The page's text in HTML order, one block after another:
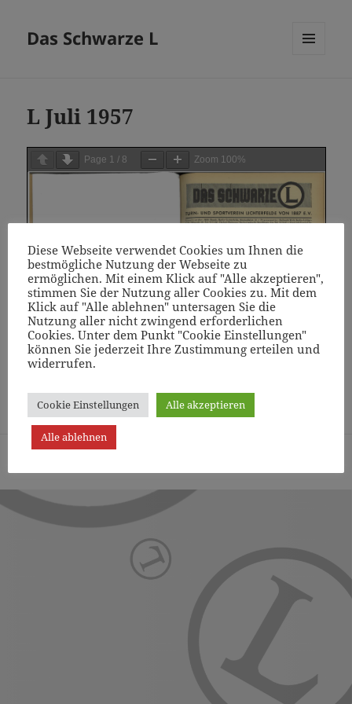
Das Schwarze L
L Juli 1957
Page 1 / 8 Zoom 100%
Page1/8 Zoom100%
Diese Webseite verwendet Cookies um Ihnen die
bestmögliche Nutzung der Webseite zu
ermöglichen. Mit einem Klick auf "Alle akzeptieren",
stimmen Sie der Nutzung aller Cookies zu. Mit dem
Klick auf "Alle ablehnen" untersagen Sie die
Nutzung aller nicht zwingend erforderlichen
Cookies. Unter dem Punkt "Cookie Einstellungen"
können Sie jederzeit Ihre Zustimmung erteilen und
widerrufen.
Cookie Einstellungen Alle akzeptieren
Alle ablehnen